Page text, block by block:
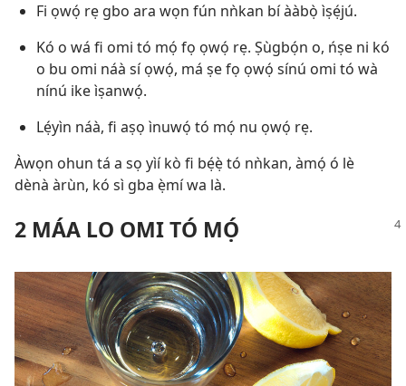
Fi ọwọ́ rẹ gbo ara wọn fún nǹkan bí ààbọ̀ ìṣẹ́jú.
Kó o wá fi omi tó mọ́ fọ ọwọ́ rẹ. Ṣùgbọ́n o, ńṣe ni kó
o bu omi náà sí ọwọ́, má ṣe fọ ọwọ́ sínú omi tó wà
nínú ike ìṣanwọ́.
Lẹ́yìn náà, fi aṣọ ìnuwọ́ tó mọ́ nu ọwọ́ rẹ.
Àwọn ohun tá a sọ yìí kò fi bẹ́ẹ̀ tó nǹkan, àmọ́ ó lè
dènà àrùn, kó sì gba ẹ̀mí wa là.
2 MÁA LO OMI TÓ MỌ́